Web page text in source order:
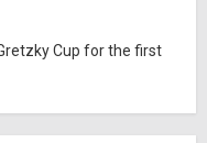
Cup for the first